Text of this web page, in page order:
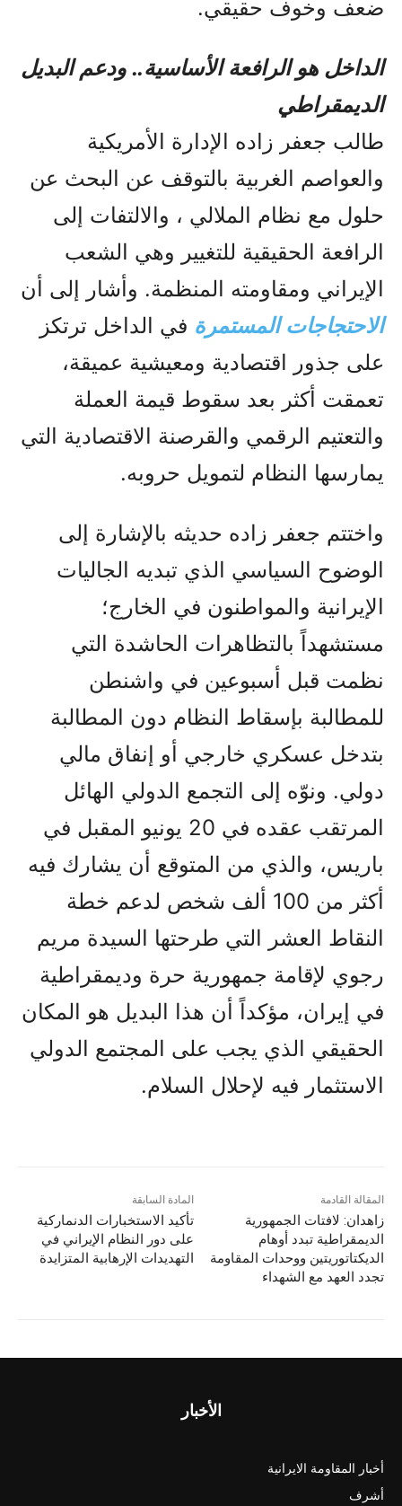
ضعف وخوف حقيقي.
الداخل هو الرافعة الأساسية.. ودعم البديل
الديمقراطي
طالب جعفر زاده الإدارة الأمريكية
والعواصم الغربية بالتوقف عن البحث عن
حلول مع نظام الملالي ، والالتفات إلى
الرافعة الحقيقية للتغيير وهي الشعب
الإيراني ومقاومته المنظمة. وأشار إلى أن
الاحتجاجات المستمرة في الداخل ترتكز
على جذور اقتصادية ومعيشية عميقة،
تعمقت أكثر بعد سقوط قيمة العملة
والتعتيم الرقمي والقرصنة الاقتصادية التي
يمارسها النظام لتمويل حروبه.
واختتم جعفر زاده حديثه بالإشارة إلى
الوضوح السياسي الذي تبديه الجاليات
الإيرانية والمواطنون في الخارج؛
مستشهداً بالتظاهرات الحاشدة التي
نظمت قبل أسبوعين في واشنطن
للمطالبة بإسقاط النظام دون المطالبة
بتدخل عسكري خارجي أو إنفاق مالي
دولي. ونوّه إلى التجمع الدولي الهائل
المرتقب عقده في 20 يونيو المقبل في
باريس، والذي من المتوقع أن يشارك فيه
أكثر من 100 ألف شخص لدعم خطة
النقاط العشر التي طرحتها السيدة مريم
رجوي لإقامة جمهورية حرة وديمقراطية
في إيران، مؤكداً أن هذا البديل هو المكان
الحقيقي الذي يجب على المجتمع الدولي
الاستثمار فيه لإحلال السلام.
المادة السابقة
تأکید الاستخبارات الدنماركية
علی دور النظام الإيراني في
التهديدات الإرهابية المتزايدة
المقالة القادمة
زاهدان: لافتات الجمهورية
الديمقراطية تبدد أوهام
الديكتاتوريتین ووحدات المقاومة
تجدد العهد مع الشهداء
الأخبار
أخبار المقاومة الايرانية
أشرف